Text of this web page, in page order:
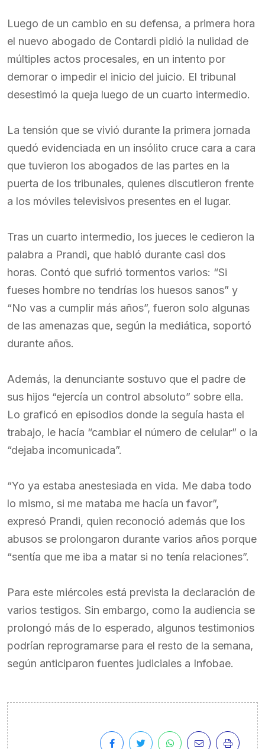
Luego de un cambio en su defensa, a primera hora
el nuevo abogado de Contardi pidió la nulidad de
múltiples actos procesales, en un intento por
demorar o impedir el inicio del juicio. El tribunal
desestimó la queja luego de un cuarto intermedio.
La tensión que se vivió durante la primera jornada
quedó evidenciada en un insólito cruce cara a cara
que tuvieron los abogados de las partes en la
puerta de los tribunales, quienes discutieron frente
a los móviles televisivos presentes en el lugar.
Tras un cuarto intermedio, los jueces le cedieron la
palabra a Prandi, que habló durante casi dos
horas. Contó que sufrió tormentos varios: “Si
fueses hombre no tendrías los huesos sanos” y
“No vas a cumplir más años”, fueron solo algunas
de las amenazas que, según la mediática, soportó
durante años.
Además, la denunciante sostuvo que el padre de
sus hijos “ejercía un control absoluto” sobre ella.
Lo graficó en episodios donde la seguía hasta el
trabajo, le hacía “cambiar el número de celular” o la
“dejaba incomunicada”.
“Yo ya estaba anestesiada en vida. Me daba todo
lo mismo, si me mataba me hacía un favor”,
expresó Prandi, quien reconoció además que los
abusos se prolongaron durante varios años porque
“sentía que me iba a matar si no tenía relaciones”.
Para este miércoles está prevista la declaración de
varios testigos. Sin embargo, como la audiencia se
prolongó más de lo esperado, algunos testimonios
podrían reprogramarse para el resto de la semana,
según anticiparon fuentes judiciales a Infobae.